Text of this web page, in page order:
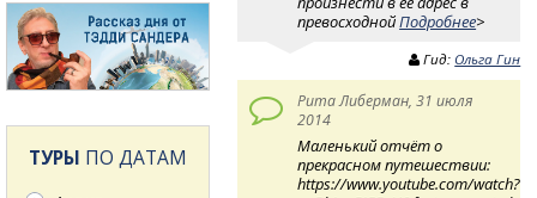
превосходнойПодробнее>
Гид: Ольга Гин
Рита Либерман, 31 июля
2014
Маленький отчёт о
прекрасном путешествии:
https://www.youtube.com/watch?
ТУРЫ ПО ДАТАМ